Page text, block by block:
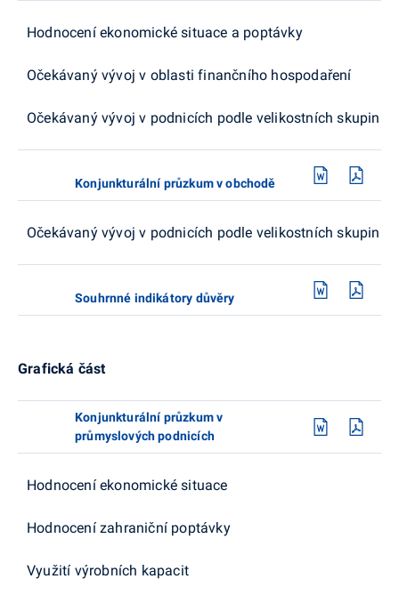
Hodnocení ekonomické situace a poptávky
Očekávaný vývoj v oblasti finančního hospodaření
Očekávaný vývoj v podnicích podle velikostních skupin
Konjunkturální průzkum v obchodě
Očekávaný vývoj v podnicích podle velikostních skupin
Souhrnné indikátory důvěry
Grafická část
Konjunkturální průzkum v
průmyslových podnicích
Hodnocení ekonomické situace
Hodnocení zahraniční poptávky
Využití výrobních kapacit